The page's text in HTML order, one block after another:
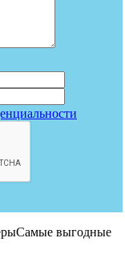
Самые выгодные